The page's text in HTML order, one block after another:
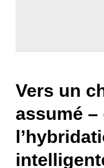
Vers un
assumé –